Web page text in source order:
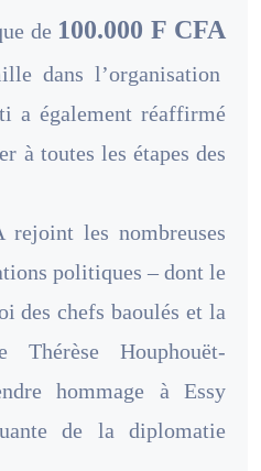
de 100.000 F CFA
dans l’organisation
a également réaffirmé
à toutes les étapes des
rejoint les nombreuses
politiques – dont le
des chefs baoulés et la
Thérèse Houphouët-
hommage à Essy
de la diplomatie